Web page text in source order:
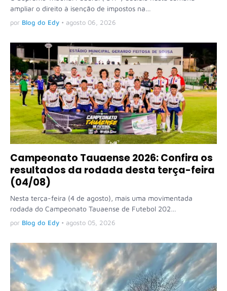
ampliar o direito à isenção de impostos na…
por Blog do Edy • agosto 06, 2026
Campeonato Tauaense 2026: Confira os
resultados da rodada desta terça-feira
(04/08)
Nesta terça-feira (4 de agosto), mais uma movimentada
rodada do Campeonato Tauaense de Futebol 202…
por Blog do Edy • agosto 05, 2026